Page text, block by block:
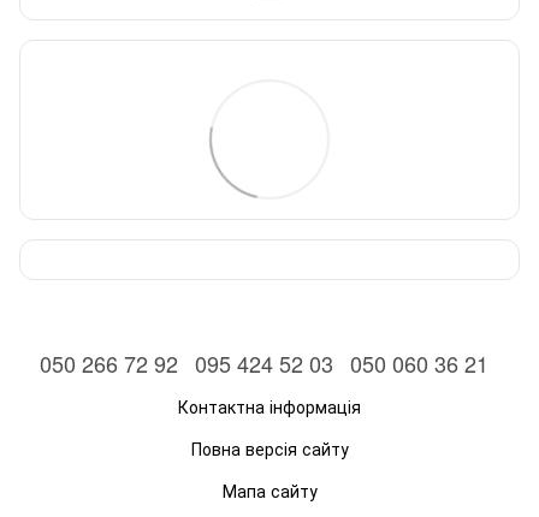
050 266 72 92 095 424 52 03 050 060 36 21
Контактна інформація
Повна версія сайту
Мапа сайту